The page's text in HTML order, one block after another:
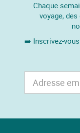
Chaque
voyage,
➡️ Inscrivez-